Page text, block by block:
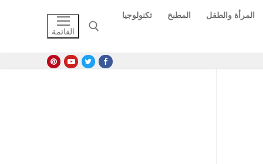
المرأة والطفل المطبخ
تكنولوجيا
القائمة